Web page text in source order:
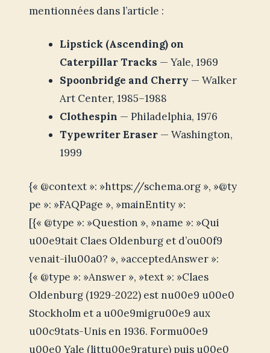
mentionnées dans l’article :
Lipstick (Ascending) on
Caterpillar Tracks — Yale, 1969
Spoonbridge and Cherry — Walker
Art Center, 1985–1988
Clothespin — Philadelphia, 1976
Typewriter Eraser— Washington,
1999
{« @context »: »https://schema.org », »@ty
pe »: »FAQPage », »mainEntity »:
[{« @type »: »Question », »name »: »Qui
u00e9tait Claes Oldenburg et d’ou00f9
venait-ilu00a0? », »acceptedAnswer »:
{« @type »: »Answer », »text »: »Claes
Oldenburg (1929-2022) est nu00e9 u00e0
Stockholm et a u00e9migru00e9 aux
u00c9tats-Unis en 1936. Formu00e9
u00e0 Yale (littu00e9rature) puis u00e0